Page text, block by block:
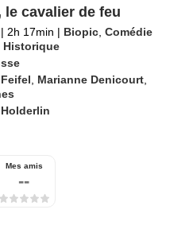
le cavalier de feu
| 2h 17min | Biopic ,Comédie
Historique
Marianne Denicourt
Holderlin
Mes amis
--